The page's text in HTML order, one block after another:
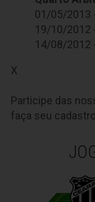
01/05/2013
19/10/2012
14/08/2012
X
Participe das
faça seu